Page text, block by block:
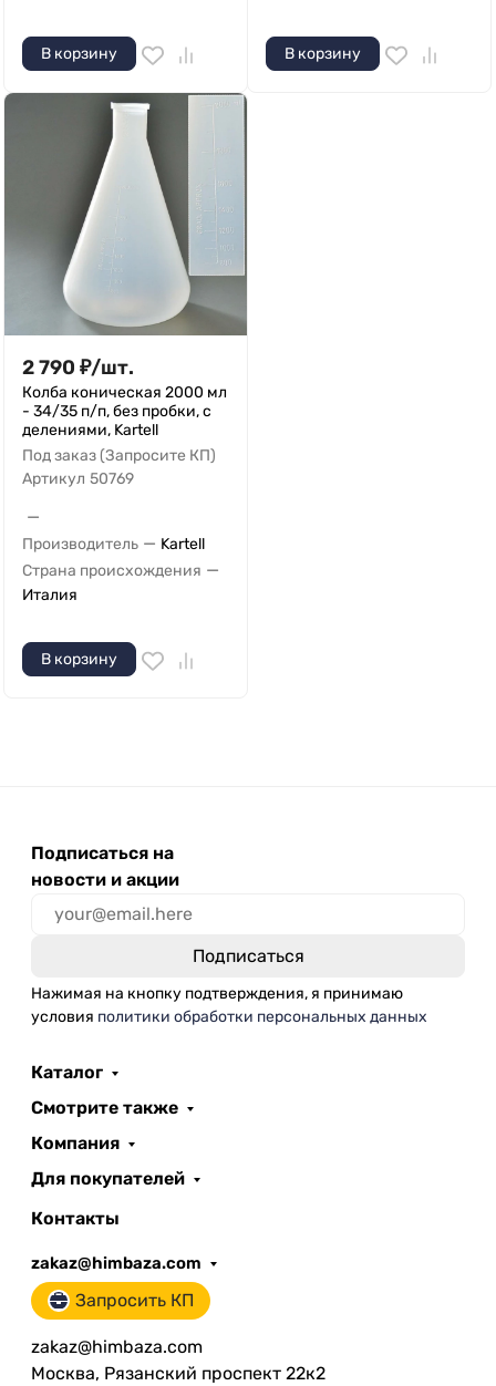
В корзину В корзину
2 790 ₽/шт.
Колба коническая 2000 мл
- 34/35 п/п, без пробки, с
делениями, Kartell
Под заказ (Запросите КП)
Артикул 50769
—
Производитель — Kartell
Страна происхождения —
Италия
В корзину
Подписаться на
новости и акции
Нажимая на кнопку подтверждения, я принимаю
условия политики обработки персональных данных
Каталог
Смотрите также
Компания
Для покупателей
Контакты
zakaz@himbaza.com
Запросить КП
zakaz@himbaza.com
Москва, Рязанский проспект 22к2